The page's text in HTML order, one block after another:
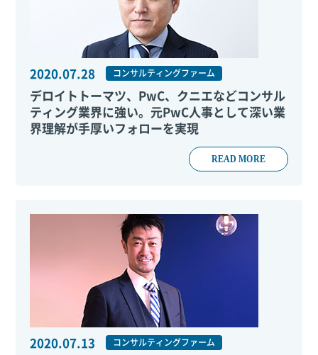
2020.07.28 コンサルティングファーム
デロイトトーマツ、PwC、クニエなどコンサル
ティング業界に強い。元PwC人事として深い業
界理解が手厚いフォローを実現
READ MORE
2020.07.13 コンサルティングファーム